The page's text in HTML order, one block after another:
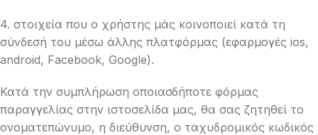
4. στοιχεία που ο χρήστης μάς κοινοποιεί κατά τη
σύνδεσή του μέσω άλλης πλατφόρμας (εφαρμογές ios,
android, Facebook, Google).
Κατά την συμπλήρωση οποιασδήποτε φόρμας
παραγγελίας στην ιστοσελίδα μας, θα σας ζητηθεί το
ονοματεπώνυμο, η διεύθυνση, ο ταχυδρομικός κωδικός